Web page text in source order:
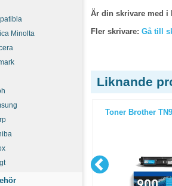
Minolta
Är din skrivare med i
Fler skrivare: Gå till
Liknande
Toner Brother